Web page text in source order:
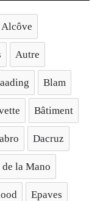
Alcôve
Autre
Blam
Bâtiment
Dacruz
la Mano
Epaves